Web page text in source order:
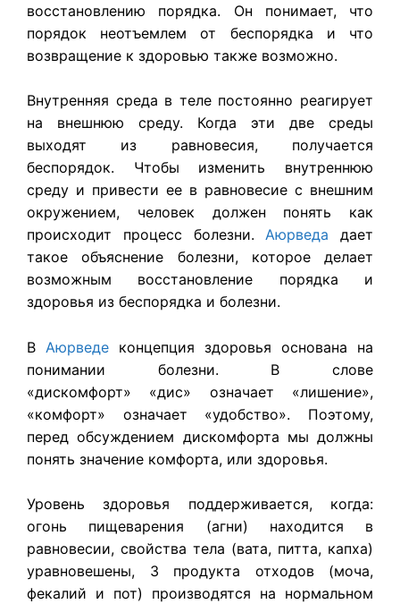
восстановлению порядка. Он понимает, что
порядок неотъемлем от беспорядка и что
возвращение к здоровью также возможно.
Внутренняя среда в теле постоянно реагирует
на внешнюю среду. Когда эти две среды
выходят из равновесия, получается
беспорядок. Чтобы изменить внутреннюю
среду и привести ее в равновесие с внешним
окружением, человек должен понять как
происходит процесс болезни.Аюрведа дает
такое объяснение болезни, которое делает
возможным восстановление порядка и
здоровья из беспорядка и болезни.
В Аюрведе концепция здоровья основана на
понимании болезни. В слове
«дискомфорт» «дис» означает «лишение»,
«комфорт» означает «удобство». Поэтому,
перед обсуждением дискомфорта мы должны
понять значение комфорта, или здоровья.
Уровень здоровья поддерживается, когда:
огонь пищеварения (агни) находится в
равновесии, свойства тела (вата, питта, капха)
уравновешены, 3 продукта отходов (моча,
фекалий и пот) производятся на нормальном